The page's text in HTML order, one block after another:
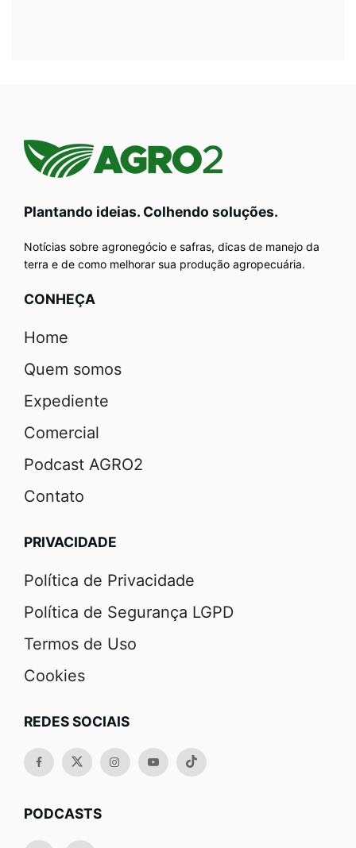
Plantando ideias. Colhendo soluções.
Notícias sobre agronegócio e safras, dicas de manejo da
terra e de como melhorar sua produção agropecuária.
CONHEÇA
Home
Quem somos
Expediente
Comercial
Podcast AGRO2
Contato
PRIVACIDADE
Política de Privacidade
Política de Segurança LGPD
Termos de Uso
Cookies
REDES SOCIAIS
PODCASTS